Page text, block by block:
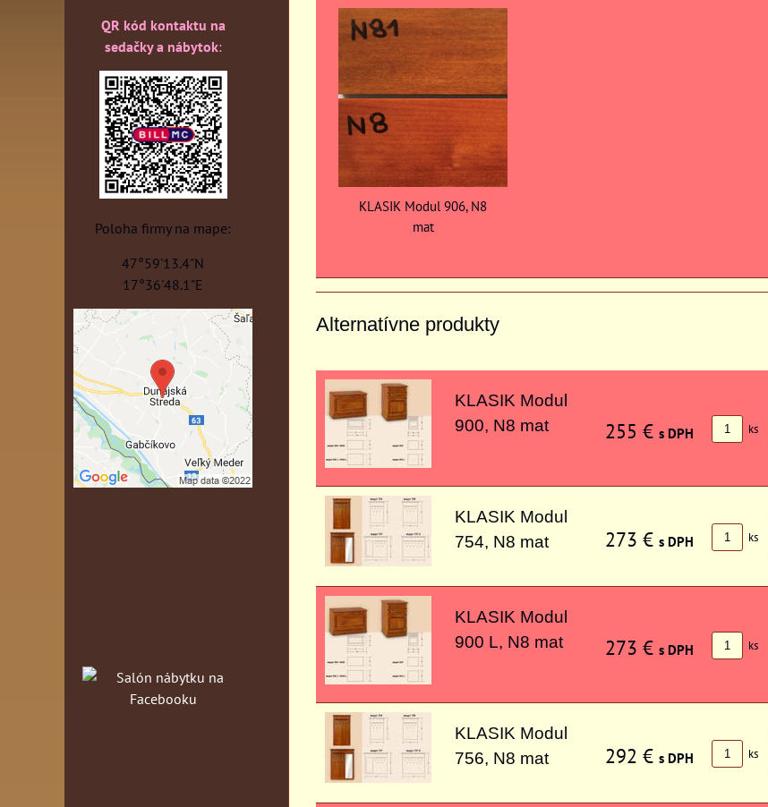
KLASIK Modul 906, N8
mat
Alternatívne produkty
KLASIK Modul
900, N8 mat
255 € s DPH ks
KLASIK Modul
754, N8 mat
273 € s DPH ks
KLASIK Modul
900 L, N8 mat
273 € s DPH ks
KLASIK Modul
756, N8 mat
292 € s DPH ks
QR kód kontaktu na
sedačky a nábytok:
Poloha firmy na mape:
47°59'13.4"N
17°36'48.1"E